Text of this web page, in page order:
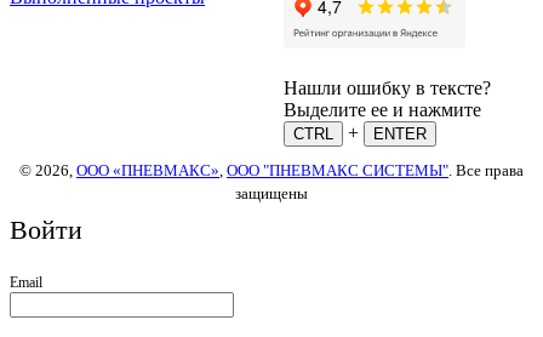
Нашли ошибку в тексте?
Выделите ее и нажмите
CTRL +
ENTER
© 2026, ООО «ПНЕВМАКС» ООО "ПНЕВМАКС СИСТЕМЫ" . Все права
защищены
Войти
Email